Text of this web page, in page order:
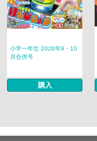
小学一年生 2026年9・10
月合併号
購入